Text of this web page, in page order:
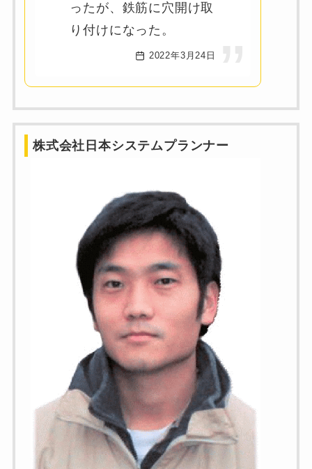
ったが、鉄筋に穴開け取
り付けになった。
2022年3月24日
株式会社日本システムプランナー